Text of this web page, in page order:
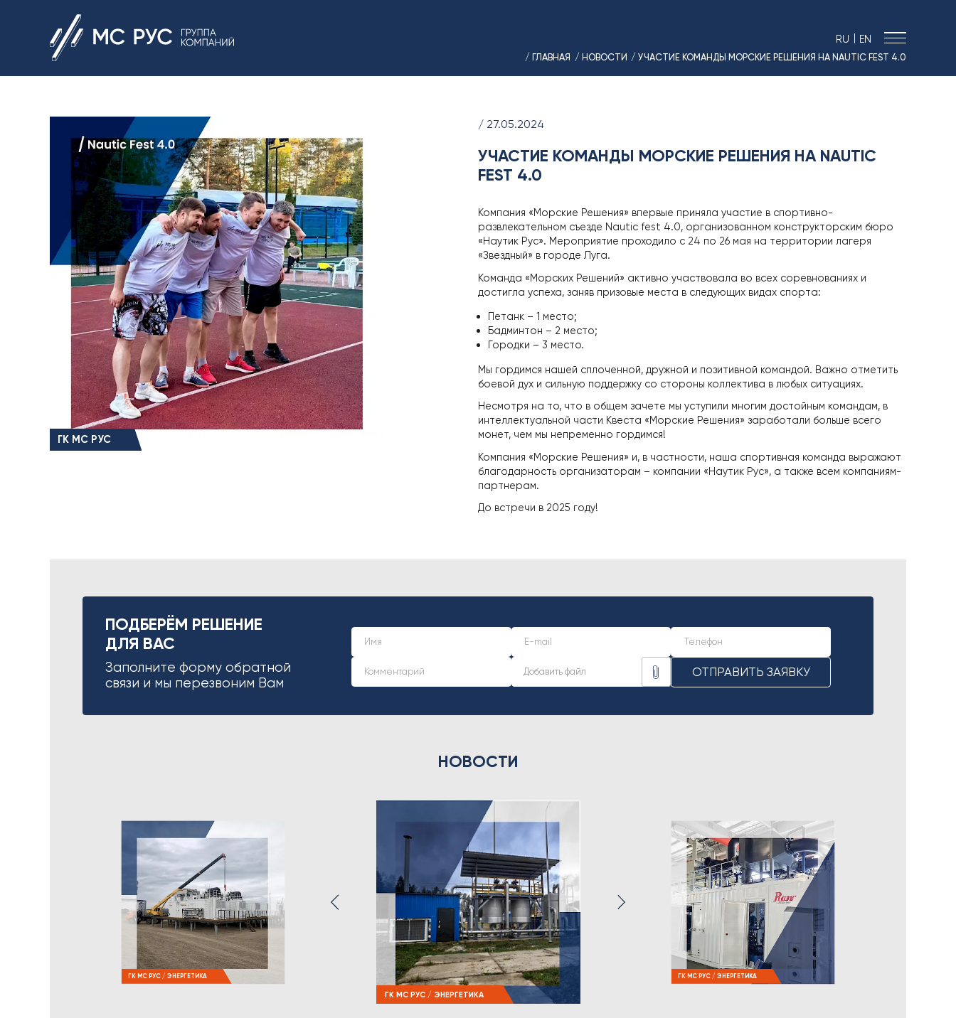
RU | EN
/ ГЛАВНАЯ / НОВОСТИ / УЧАСТИЕ КОМАНДЫ МОРСКИЕ РЕШЕНИЯ НА NAUTIC FEST 4.0
› ПРОЕКТИРОВАНИЕ
› МОТОЦИКЛЫ ТИМПТОН
› КОНТАКТЫ
› НОВОСТИ
› ВАКАНСИИ
ГК МС РУС
/ 27.05.2024
УЧАСТИЕ КОМАНДЫ МОРСКИЕ РЕШЕНИЯ НА NAUTIC
FEST 4.0
Компания «Морские Решения» впервые приняла участие в спортивно-
развлекательном съезде Nautic fest 4.0, организованном конструкторским бюро
«Наутик Рус». Мероприятие проходило с 24 по 26 мая на территории лагеря
«Звездный» в городе Луга.
Команда «Морских Решений» активно участвовала во всех соревнованиях и
достигла успеха, заняв призовые места в следующих видах спорта:
Петанк – 1 место;
Бадминтон – 2 место;
Городки – 3 место.
Мы гордимся нашей сплоченной, дружной и позитивной командой. Важно отметить
боевой дух и сильную поддержку со стороны коллектива в любых ситуациях.
Несмотря на то, что в общем зачете мы уступили многим достойным командам, в
интеллектуальной части Квеста «Морские Решения» заработали больше всего
монет, чем мы непременно гордимся!
Компания «Морские Решения» и, в частности, наша спортивная команда выражают
благодарность организаторам – компании «Наутик Рус», а также всем компаниям-
партнерам.
До встречи в 2025 году!
ПОДБЕРЁМ РЕШЕНИЕ
ДЛЯ ВАС
Заполните форму обратной
связи и мы перезвоним Вам
ОТПРАВИТЬ ЗАЯВКУ
НОВОСТИ
ГК МС РУС / ЭНЕРГЕТИКА
ГК МС РУС / ЭНЕРГЕТИКА
ГК МС РУС / ЭНЕРГЕТИКА